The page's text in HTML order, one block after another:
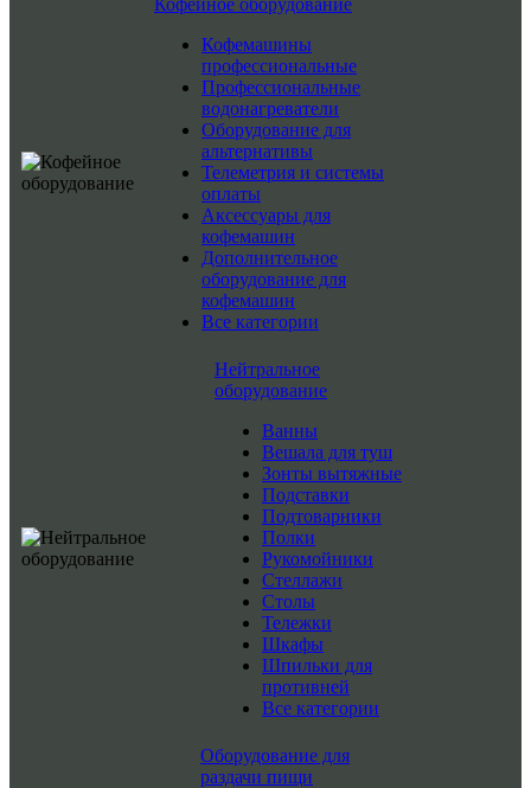
Кофейное оборудование
Кофемашины
профессиональные
Профессиональные
водонагреватели
Оборудование для
альтернативы
Телеметрия и системы
оплаты
Аксессуары для
кофемашин
Дополнительное
оборудование для
кофемашин
Все категории
Нейтральное
оборудование
Ванны
Вешала для туш
Зонты вытяжные
Подставки
Подтоварники
Полки
Рукомойники
Стеллажи
Столы
Тележки
Шкафы
Шпильки для
противней
Все категории
Оборудование для
раздачи пищи